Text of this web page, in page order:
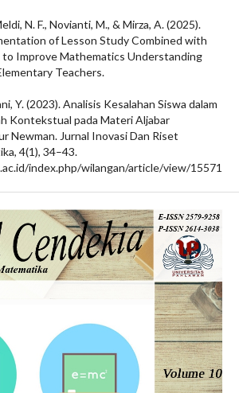
N. F., Novianti, M., & Mirza, A. (2025).
of Lesson Study Combined with
Improve Mathematics Understanding
Teachers.
Y. (2023). Analisis Kesalahan Siswa dalam
Kontekstual pada Materi Aljabar
Newman. Jurnal Inovasi Dan Riset
4(1), 34–43.
index.php/wilangan/article/view/15571